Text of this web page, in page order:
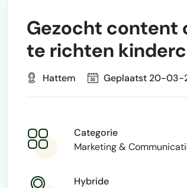
Gezocht content
te richten
Hattem Geplaatst 20-03-
Categorie
Marketing &
Hybride